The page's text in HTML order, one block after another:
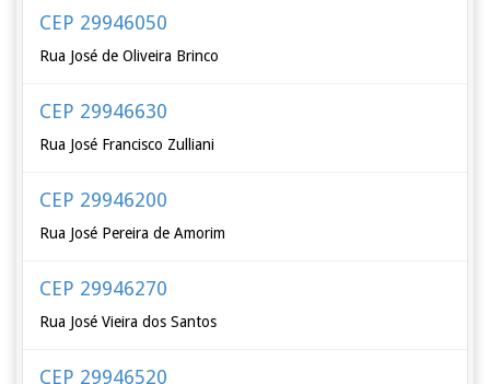
CEP 29946050
Rua José de Oliveira Brinco
CEP 29946630
Rua José Francisco Zulliani
CEP 29946200
Rua José Pereira de Amorim
CEP 29946270
Rua José Vieira dos Santos
CEP 29946520